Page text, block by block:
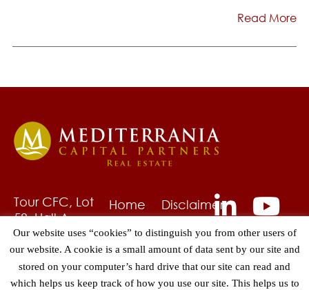
Read More
Tour CFC, Lot
58, Hall A,
6ème étage
Quartier
CAsa-Anfa,
Hay Hassani
Home
Us
Fund
Management
Disclaimer
Policy
Grievances
Contact
Our website uses “cookies” to distinguish you from other users of
our website. A cookie is a small amount of data sent by our site and
stored on your computer’s hard drive that our site can read and
which helps us keep track of how you use our site. This helps us to